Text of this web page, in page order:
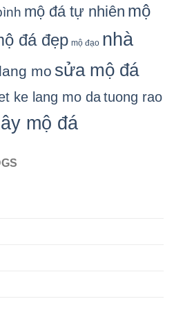
mộ đá tự nhiên mộ
đá đẹp mộ đạo nhà
mo sửa mộ đá
ke lang mo datuong rao
mộ đá